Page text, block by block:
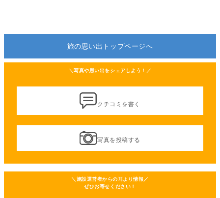
旅の思い出トップページへ
＼写真や思い出をシェアしよう！／
クチコミを書く
写真を投稿する
＼施設運営者からの耳より情報／
ぜひお寄せください！